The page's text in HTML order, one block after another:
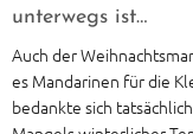
unterwegs ist…
Auch der
es Mandarinen für die
bedankte sich